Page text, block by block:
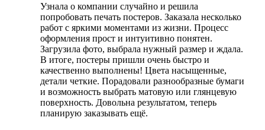
Узнала о компании случайно и решила
попробовать печать постеров. Заказала несколько
работ с яркими моментами из жизни. Процесс
оформления прост и интуитивно понятен.
Загрузила фото, выбрала нужный размер и ждала.
В итоге, постеры пришли очень быстро и
качественно выполнены! Цвета насыщенные,
детали четкие. Порадовали разнообразные бумаги
и возможность выбрать матовую или глянцевую
поверхность. Довольна результатом, теперь
планирую заказывать ещё.